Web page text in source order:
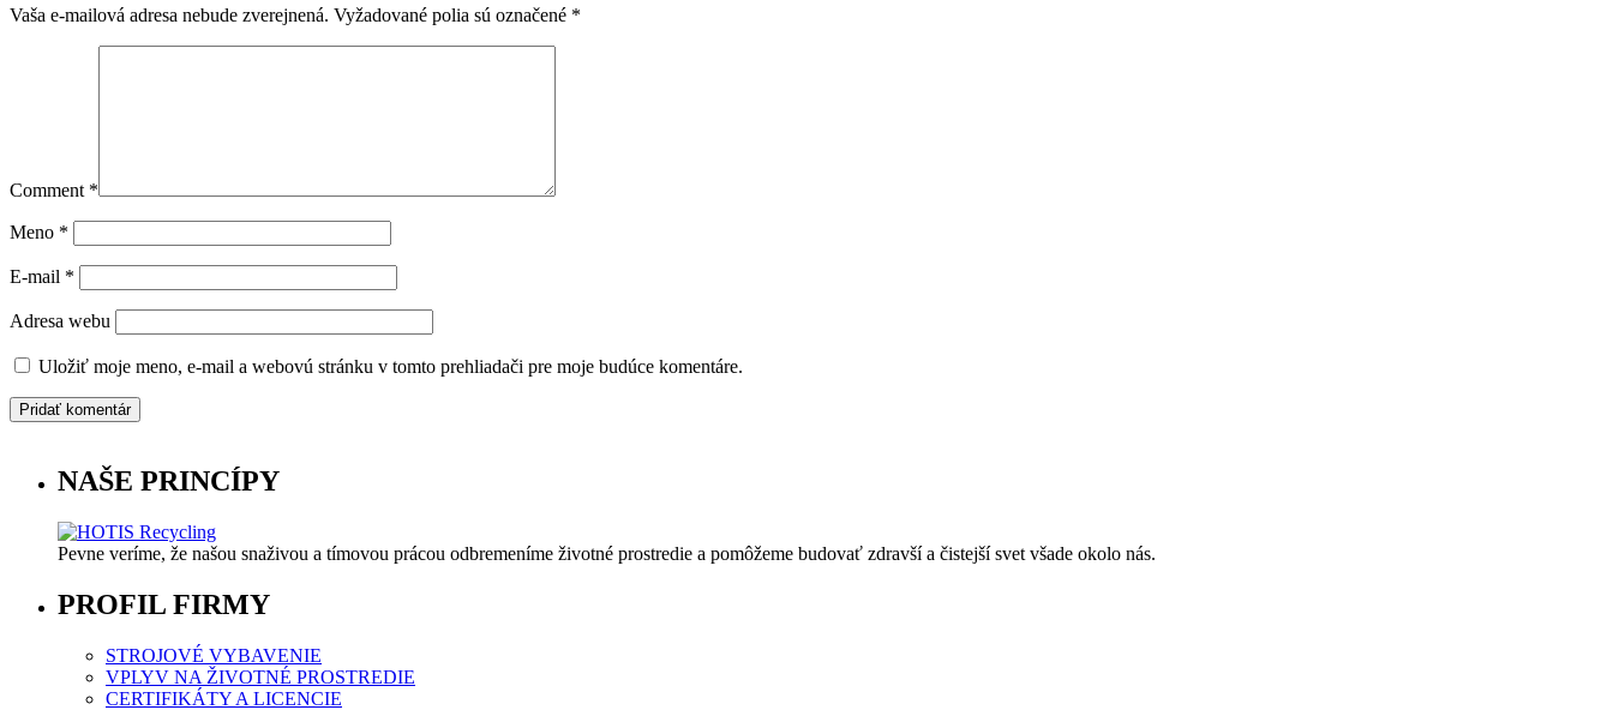
Vaša e-mailová adresa nebude zverejnená. Vyžadované polia sú označené *
Comment *
Meno *
E-mail *
Adresa webu
Uložiť moje meno, e-mail a webovú stránku v tomto prehliadači pre moje budúce komentáre.
NAŠE PRINCÍPY
Pevne veríme, že našou snaživou a tímovou prácou odbremeníme životné prostredie a pomôžeme budovať zdravší a čistejší svet všade okolo nás.
PROFIL FIRMY
STROJOVÉ VYBAVENIE
VPLYV NA ŽIVOTNÉ PROSTREDIE
CERTIFIKÁTY A LICENCIE